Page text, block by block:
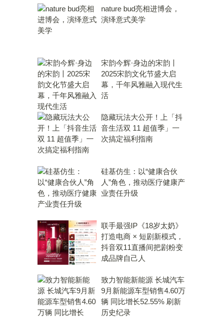
nature bud亮相进博会，
演绎意式美学
宋韵今辉·身边的宋韵丨
2025宋韵文化节盛大启
幕，千年风雅融入现代生
活
隐藏玩法大公开！上「抖
音生活双 11 超值季」一
次搞定福利指南
硅基仿生：以“健康合伙
人”角色，推动医疗健康产
业责任升级
联手最强IP《18岁太奶》
打造电商 × 短剧新模式，
抖音双11直播间把剧粉变
成品牌自己人
致力智能新能源 长城汽车
9月新能源车型销售4.60万
辆 同比增长52.55% 刷新
历史纪录